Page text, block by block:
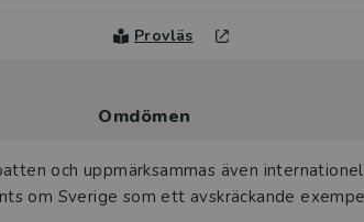
Provläs
Omdömen
och uppmärksammas även
om Sverige som ett avskräckande